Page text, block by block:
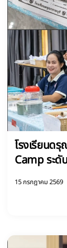
โรงเรียนด
Camp ระ
15 กรกฎาคม 2569